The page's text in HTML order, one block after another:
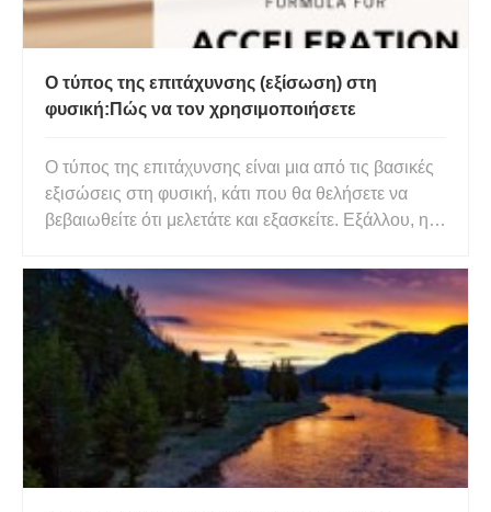
Ο τύπος της επιτάχυνσης (εξίσωση) στη
φυσική:Πώς να τον χρησιμοποιήσετε
Ο τύπος της επιτάχυνσης είναι μια από τις βασικές
εξισώσεις στη φυσική, κάτι που θα θελήσετε να
βεβαιωθείτε ότι μελετάτε και εξασκείτε. Εξάλλου, η
φυσικής. Ο γενικός τύπος για τη μέση επιτάχυνση
μπορεί να εκφραστεί ως: επιτάχυνση =(v Τελικό −v
Αρχικό